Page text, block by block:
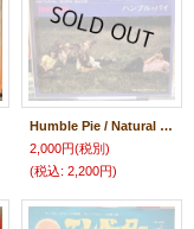
Humble Pie / Natural Born Bugie
2,000円(税別)
(税込: 2,200円)